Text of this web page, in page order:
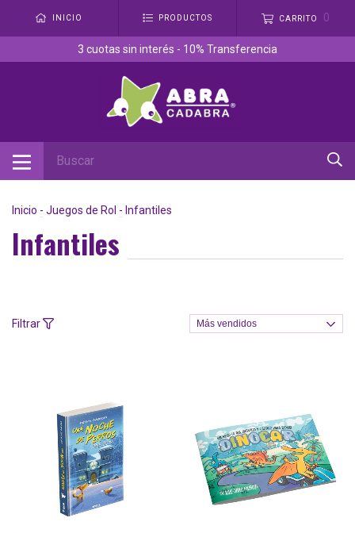
INICIO PRODUCTOS CARRITO 0
3 cuotas sin interés - 10% Transferencia
Inicio - Juegos de Rol - Infantiles
Infantiles
Filtrar